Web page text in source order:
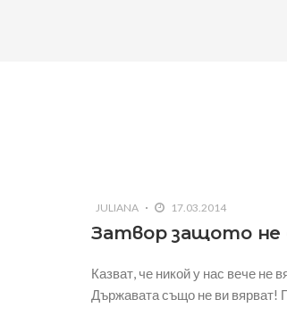
JULIANA 17.03.2014
Затвор защото не
Казват, че никой у нас вече не
Държавата също не ви вярват!